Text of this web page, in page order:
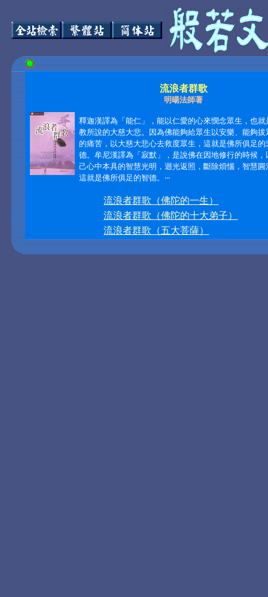
流浪者群歌
明暘法師著
釋迦漢譯為「能仁」，能以仁愛的心來憫念眾生，也就
教所說的大慈大悲。因為佛能夠給眾生以安樂、能夠拔
的痛苦，以大慈大悲心去救度眾生，這就是佛所俱足的
德。牟尼漢譯為「寂默」，是說佛在因地修行的時候，
己心中本具的智慧光明，迴光返照，斷除煩惱，智慧圓
這就是佛所俱足的智德。‧‧‧
流浪者群歌（佛陀的一生）
流浪者群歌（佛陀的十大弟子）
流浪者群歌（五大菩薩）